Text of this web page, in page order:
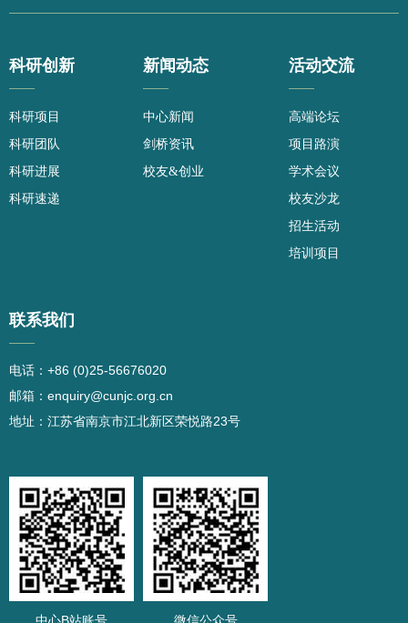
科研创新
——
科研项目
科研团队
科研进展
科研速递
新闻动态
——
中心新闻
剑桥资讯
校友&创业
活动交流
——
高端论坛
项目路演
学术会议
校友沙龙
招生活动
培训项目
联系我们
——
电话：+86 (0)25-56676020
邮箱：enquiry@cunjc.org.cn
地址：江苏省南京市江北新区荣悦路23号